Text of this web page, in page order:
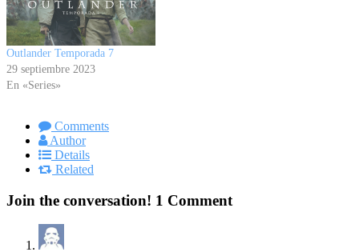
Outlander Temporada 7
29 septiembre 2023
En «Series»
Comments
Author
Details
Related
Join the conversation! 1 Comment